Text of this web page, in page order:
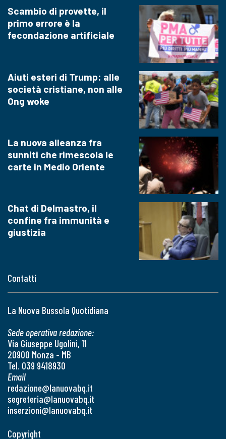
Contatti
La Nuova Bussola Quotidiana
Sede operativa redazione:
Via Giuseppe Ugolini, 11
20900 Monza - MB
Tel. 039 9418930
Email
redazione@lanuovabq.it
segreteria@lanuovabq.it
inserzioni@lanuovabq.it
Scambio di provette, il
primo errore è la
fecondazione artificiale
Aiuti esteri di Trump: alle
società cristiane, non alle
Ong woke
La nuova alleanza fra
sunniti che rimescola le
carte in Medio Oriente
Chat di Delmastro, il
confine fra immunità e
giustizia
Copyright